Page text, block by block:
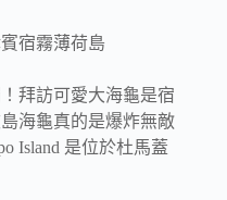
宿霧薄荷島
拜訪可愛大海龜是宿
海龜真的是爆炸無敵
Island 是位於杜馬蓋